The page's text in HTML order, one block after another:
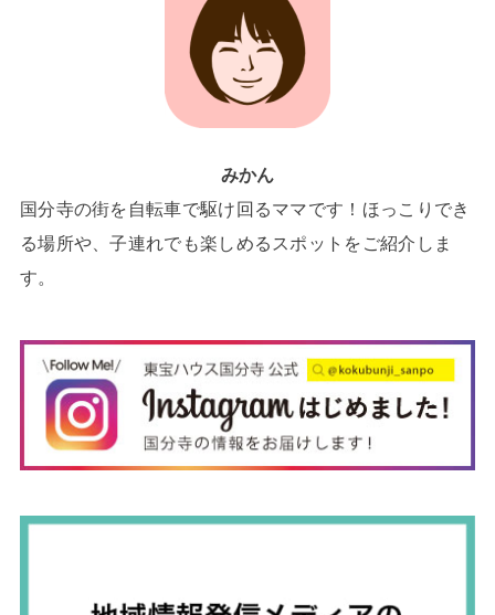
みかん
国分寺の街を自転車で駆け回るママです！ほっこりでき
る場所や、子連れでも楽しめるスポットをご紹介しま
す。